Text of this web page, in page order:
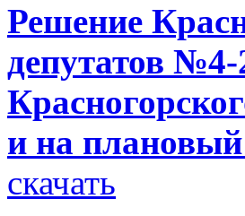
Решение
депутатов
и на плановый
скачать